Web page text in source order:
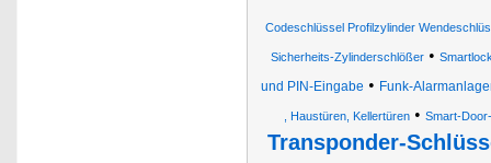
Codeschlüssel Profilzylinder
Sicherheits-Zylinderschlößer•
und PIN-Eingabe • Funk-
, Haustüren, Kellertüren • Smart-
Transponder-